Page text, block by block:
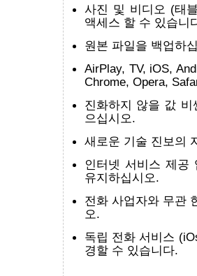
사진 및 비디오 (태
액세스 할 수 있습니
원본 파일을 백업하
AirPlay, TV, iOS,
Chrome, Opera,
진화하지 않을 값
으십시오.
새로운 기술 진보의
인터넷 서비스 제공
유지하십시오.
전화 사업자와 무관
오.
독립 전화 서비스
경할 수 있습니다.